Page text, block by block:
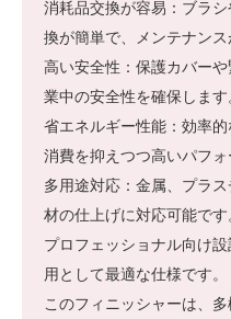
消耗品交換が容易：ブラ
換が簡単で、メンテナンス
高い安全性：保護カバー
業中の安全性を確保します
省エネルギー性能：効率
消費を抑えつつ高いパフォ
多用途対応：金属、プラ
材の仕上げに対応可能です
プロフェッショナル向け
用として最適な仕様です。
このフィニッシャーは、